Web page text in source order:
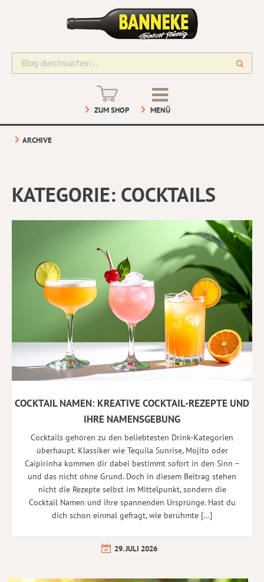
ZUM SHOP MENÜ
ARCHIVE
KATEGORIE: COCKTAILS
COCKTAIL NAMEN: KREATIVE COCKTAIL-REZEPTE UND
IHRE NAMENSGEBUNG
Cocktails gehören zu den beliebtesten Drink-Kategorien
überhaupt. Klassiker wie Tequila Sunrise, Mojito oder
Caipirinha kommen dir dabei bestimmt sofort in den Sinn –
und das nicht ohne Grund. Doch in diesem Beitrag stehen
nicht die Rezepte selbst im Mittelpunkt, sondern die
Cocktail Namen und ihre spannenden Ursprünge. Hast du
dich schon einmal gefragt, wie berühmte […]
29. JULI 2026